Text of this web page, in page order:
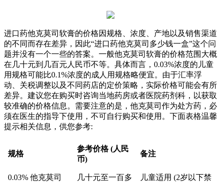
进口药他克莫司软膏的价格因规格、浓度、产地以及销售渠道
的不同而存在差异，因此“进口药他克莫司多少钱一盒”这个问
题并没有一个一些的答案。一般他克莫司软膏的价格范围大概
在几十元到几百元人民币不等。具体而言，0.03%浓度的儿童
用规格可能比0.1%浓度的成人用规格略便宜。由于汇率浮
动、关税调整以及不同药店的定价策略，实际价格可能会有所
差异。建议您在购买时咨询当地药房或者医院药剂科，以获取
较准确的价格信息。需要注意的是，他克莫司作为处方药，必
须在医生的指导下使用，不可自行购买和使用。下面表格温馨
提示相关信息，供您参考:
规格
参考价格 (人民
币)
备注
0.03% 他克莫司
几十元至一百多
儿童适用 (2岁以下禁